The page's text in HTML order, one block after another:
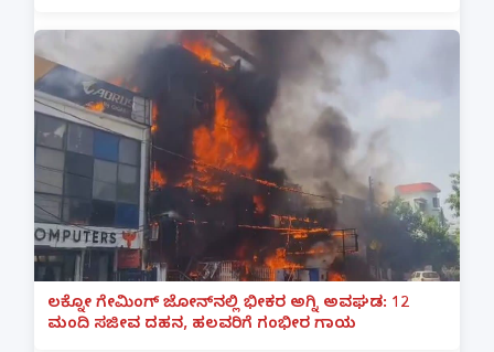
ಲಕ್ನೋ ಗೇಮಿಂಗ್ ಜೋನ್‌ನಲ್ಲಿ ಭೀಕರ ಅಗ್ನಿ ಅವಘಡ: 12
ಮಂದಿ ಸಜೀವ ದಹನ, ಹಲವರಿಗೆ ಗಂಭೀರ ಗಾಯ